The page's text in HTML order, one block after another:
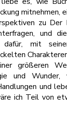
mitnehmen,
zu Der
und
mit
größeren
und Wunder,
und
ich Teil von